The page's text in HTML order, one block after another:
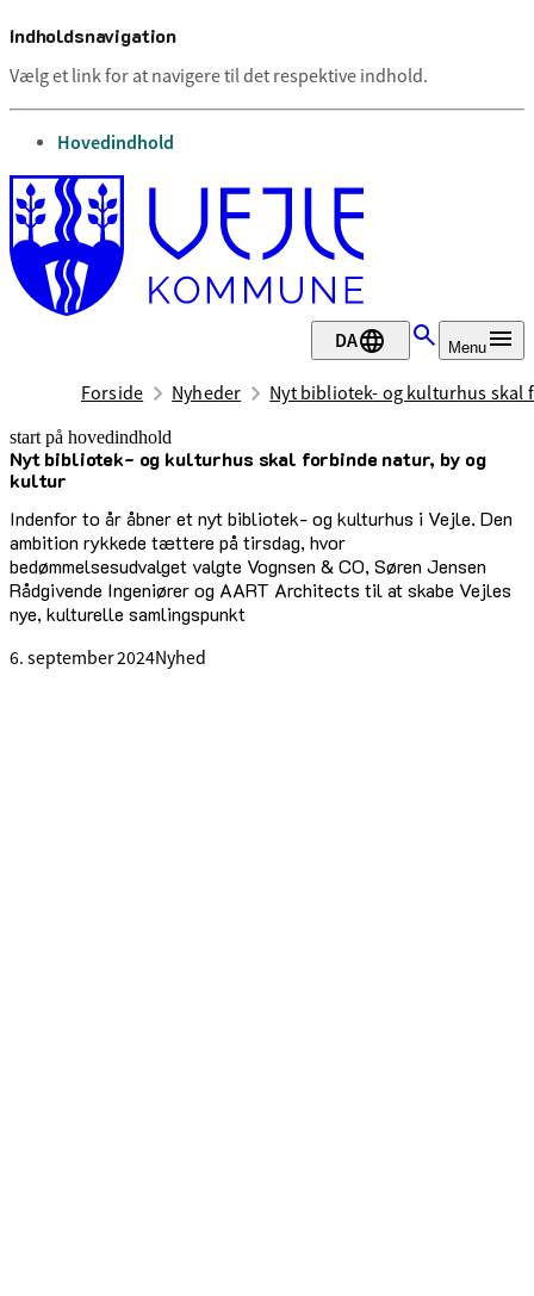
Indholdsnavigation
Vælg et link for at navigere til det respektive indhold.
gå til
Hovedindhold
DA Menu
Forside Nyheder Nyt bibliotek- og kulturhus
start på hovedindhold
Nyt bibliotek- og kulturhus skal forbinde natur, by og
kultur
Indenfor to år åbner et nyt bibliotek- og kulturhus i Vejle. Den
ambition rykkede tættere på tirsdag, hvor
bedømmelsesudvalget valgte Vognsen & CO, Søren Jensen
Rådgivende Ingeniører og AART Architects til at skabe Vejles
nye, kulturelle samlingspunkt
6. september 2024Nyhed
senest opdateret 22. april 2025